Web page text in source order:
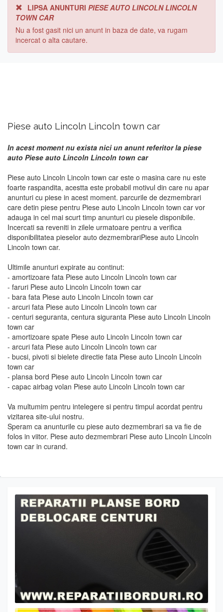
LIPSA ANUNTURI PIESE AUTO LINCOLN LINCOLN
TOWN CAR
Nu a fost gasit nici un anunt in baza de date, va rugam
incercat o alta cautare.
Piese auto Lincoln Lincoln town car
In acest moment nu exista nici un anunt referitor la piese
auto Piese auto Lincoln Lincoln town car
Piese auto Lincoln Lincoln town car este o masina care nu este
foarte raspandita, acestta este probabil motivul din care nu apar
anunturi cu piese in acest moment. parcurile de dezmembrari
care detin piese pentru Piese auto Lincoln Lincoln town car vor
adauga in cel mai scurt timp anunturi cu piesele disponibile.
Incercati sa reveniti in zilele urmatoare pentru a verifica
disponibilitatea pieselor auto dezmembrariPiese auto Lincoln
Lincoln town car.
Ultimile anunturi expirate au continut:
- amortizoare fata Piese auto Lincoln Lincoln town car
- faruri Piese auto Lincoln Lincoln town car
- bara fata Piese auto Lincoln Lincoln town car
- arcuri fata Piese auto Lincoln Lincoln town car
- centuri seguranta, centura siguranta Piese auto Lincoln Lincoln
town car
- amortizoare spate Piese auto Lincoln Lincoln town car
- arcuri fata Piese auto Lincoln Lincoln town car
- bucsi, pivoti si bielete directie fata Piese auto Lincoln Lincoln
town car
- plansa bord Piese auto Lincoln Lincoln town car
- capac airbag volan Piese auto Lincoln Lincoln town car
Va multumim pentru intelegere si pentru timpul acordat pentru
vizitarea site-ului nostru.
Speram ca anunturile cu piese auto dezmembrari sa va fie de
folos in viitor. Piese auto dezmembrari Piese auto Lincoln Lincoln
town car in curand.